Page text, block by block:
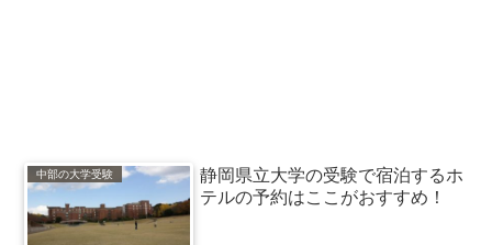
中部の大学受験
静岡県立大学の受験で宿泊するホ
テルの予約はここがおすすめ！